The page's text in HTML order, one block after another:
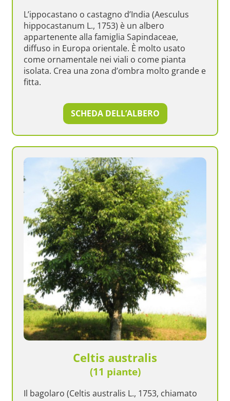
L’ippocastano o castagno d’India (Aesculus
hippocastanum L., 1753) è un albero
appartenente alla famiglia Sapindaceae,
diffuso in Europa orientale. È molto usato
come ornamentale nei viali o come pianta
isolata. Crea una zona d’ombra molto grande e
fitta.
SCHEDA DELL’ALBERO
Celtis australis
(11 piante)
Il bagolaro (Celtis australis L., 1753, chiamato